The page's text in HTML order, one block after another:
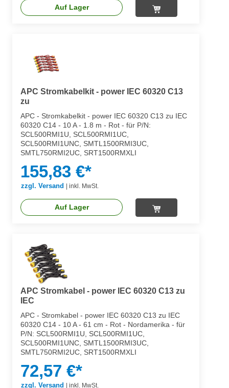
Auf Lager
APC Stromkabelkit - power IEC 60320 C13
zu
APC - Stromkabelkit - power IEC 60320 C13 zu IEC
60320 C14 - 10 A - 1.8 m - Rot - für P/N:
SCL500RMI1U, SCL500RMI1UC,
SCL500RMI1UNC, SMTL1500RMI3UC,
SMTL750RMI2UC, SRT1500RMXLI
155,83 €*
zzgl. Versand | inkl. MwSt.
Auf Lager
APC Stromkabel - power IEC 60320 C13 zu
IEC
APC - Stromkabel - power IEC 60320 C13 zu IEC
60320 C14 - 10 A - 61 cm - Rot - Nordamerika - für
P/N: SCL500RMI1U, SCL500RMI1UC,
SCL500RMI1UNC, SMTL1500RMI3UC,
SMTL750RMI2UC, SRT1500RMXLI
72,57 €*
zzgl. Versand inkl. MwSt.